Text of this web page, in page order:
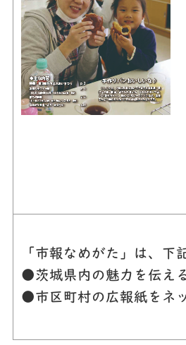
「市報なめがた」は、
●茨城県内の魅力を伝え
●市区町村の広報紙をネ